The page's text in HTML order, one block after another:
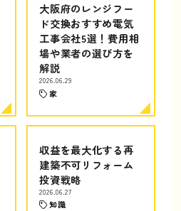
大阪府のレンジフー
ド交換おすすめ電気
工事会社5選！費用相
場や業者の選び方を
解説
2026.06.29
家
収益を最大化する再
建築不可リフォーム
投資戦略
2026.06.27
知識